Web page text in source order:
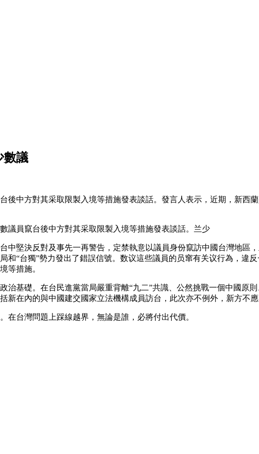
數議
後中方對其采取限製入境等措施發表談話。發言人表示，近期，新西
員竄台後中方對其采取限製入境等措施發表談話。兰少
中堅決反對及事先一再警告，定禁執意以議員身份竄訪中國台灣地區
和“台獨”勢力發出了錯誤信號。数议這些議員的员窜有关议行為，違
等措施。
礎。在台民進黨當局嚴重背離“九二”共識、公然挑戰一個中國原則
在內的與中國建交國家立法機構成員訪台，此次亦不例外，新方不應
台灣問題上踩線越界，無論是誰，必將付出代價。